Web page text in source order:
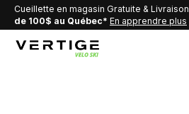
Cueillette en magasin Gratuite & Livraison
de 100$ au Québec* En apprendre plus